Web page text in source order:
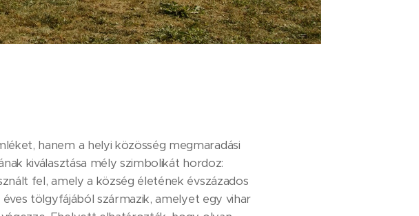
hanem a helyi közösség megmaradási
kiválasztása mély szimbolikát hordoz:
fel, amely a község életének évszázados
tölgyfájából származik, amelyet egy vihar